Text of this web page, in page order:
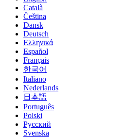
Català
Čeština
Dansk
Deutsch
Ελληνικά
Español
Français
한국어
Italiano
Nederlands
日本語
Português
Polski
Русский
Svenska